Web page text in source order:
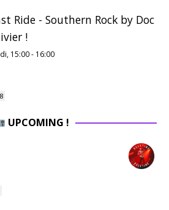
Ride - Southern Rock by Doc
!
15:00- 16:00
UPCOMING !